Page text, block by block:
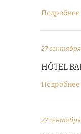
Подробнее
27
HÔTEL
Подробнее
27